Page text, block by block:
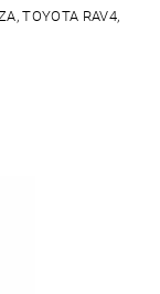
TOYOTA RAV4,